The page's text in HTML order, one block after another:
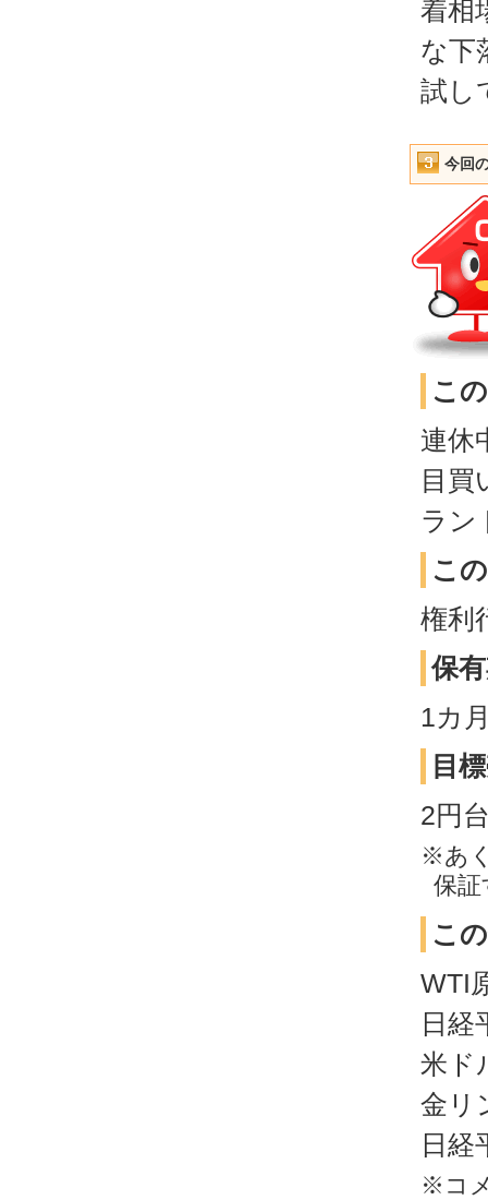
着相
な下
試し
今回
こ
連休
目買
ラン
こ
権利
保
1カ
目
2円
※あ
保
こ
WTI
日経
米ド
金リ
日経
※コ